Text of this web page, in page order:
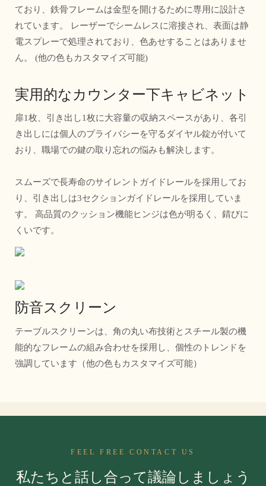
ており、鉄骨フレームは金型を開けるために専用に設計さ
れています。 レーザーでシームレスに溶接され、表面は静
電スプレーで処理されており、色あせすることはありませ
ん。 (他の色もカスタマイズ可能)
実用的なカウンター下キャビネット
扉1枚、引き出し1枚に大容量の収納スペースがあり、各引
き出しには個人のプライバシーを守るダイヤル錠が付いて
おり、職場での鍵の取り忘れの悩みも解決します。
スムーズで長寿命のサイレントガイドレールを採用してお
り、引き出しは3セクションガイドレールを採用していま
す。 高品質のクッション機能ヒンジは色が明るく、錆びに
くいです。
防音スクリーン
テーブルスクリーンは、角の丸い布技術とスチール製の機
能的なフレームの組み合わせを採用し、個性のトレンドを
強調しています（他の色もカスタマイズ可能）
FEEL FREE CONTACT US
私たちと話し合って議論しましょう